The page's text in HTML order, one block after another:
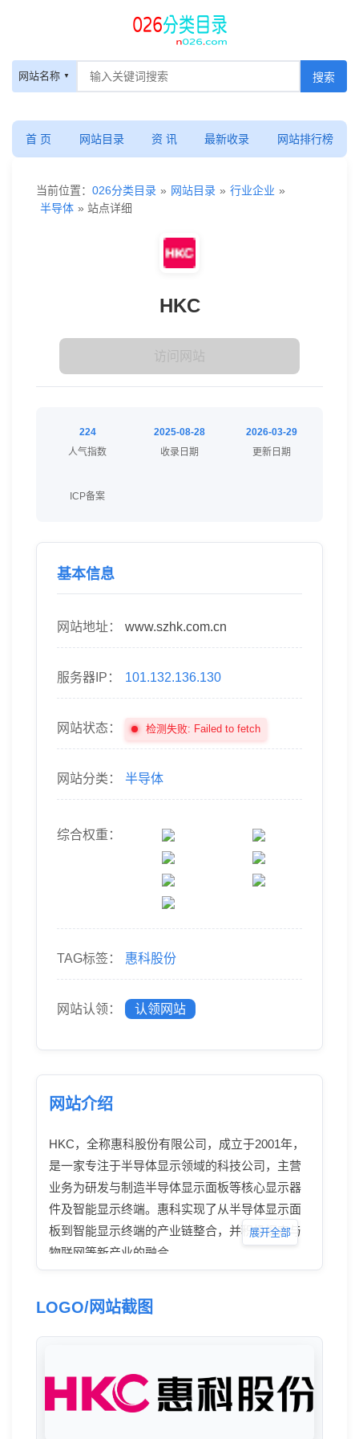
网站名称
首 页 网站目录 资 讯 最新收录 网站排行榜
当前位置： 026分类目录 » 网站目录 » 行业企业 »
半导体 » 站点详细
HKC
访问网站
224
人气指数
2025-08-28
收录日期
2026-03-29
更新日期
ICP备案
基本信息
网站地址： www.szhk.com.cn
服务器IP： 101.132.136.130
网站状态： 检测失败: Failed to fetch
网站分类： 半导体
综合权重：
TAG标签： 惠科股份
网站认领： 认领网站
网站介绍
HKC，全称惠科股份有限公司，成立于2001年，
是一家专注于半导体显示领域的科技公司，主营
业务为研发与制造半导体显示面板等核心显示器
件及智能显示终端。惠科实现了从半导体显示面
板到智能显示终端的产业链整合，并积极探索与
物联网等新产业的融合。
展开全部
LOGO/网站截图